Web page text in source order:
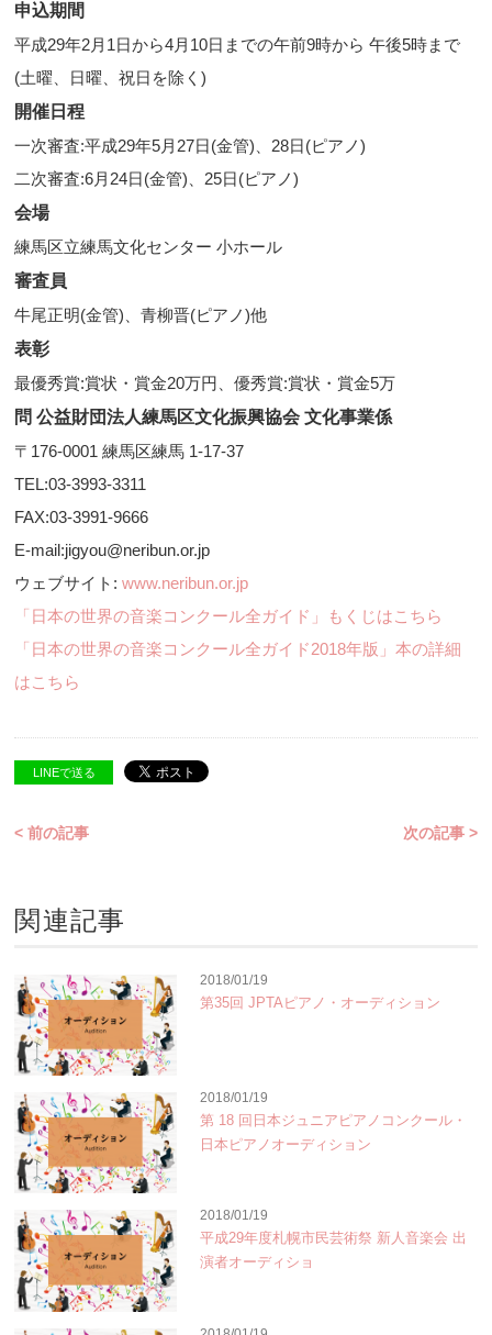
申込期間
平成29年2月1日から4月10日までの午前9時から 午後5時まで
(土曜、日曜、祝日を除く)
開催日程
一次審査:平成29年5月27日(金管)、28日(ピアノ)
二次審査:6月24日(金管)、25日(ピアノ)
会場
練馬区立練馬文化センター 小ホール
審査員
牛尾正明(金管)、青柳晋(ピアノ)他
表彰
最優秀賞:賞状・賞金20万円、優秀賞:賞状・賞金5万
問 公益財団法人練馬区文化振興協会 文化事業係
〒176-0001 練馬区練馬 1-17-37
TEL:03-3993-3311
FAX:03-3991-9666
E-mail:jigyou@neribun.or.jp
ウェブサイト:www.neribun.or.jp
「日本の世界の音楽コンクール全ガイド」もくじはこちら
「日本の世界の音楽コンクール全ガイド2018年版」本の詳細
はこちら
LINEで送る
< 前の記事 次の記事 >
関連記事
2018/01/19
第35回 JPTAピアノ・オーディション
2018/01/19
第 18 回日本ジュニアピアノコンクール・
日本ピアノオーディション
2018/01/19
平成29年度札幌市民芸術祭 新人音楽会 出
演者オーディショ